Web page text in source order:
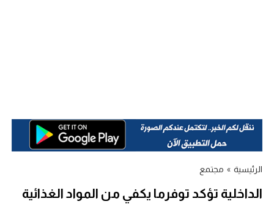
الرئيسية » مجتمع
الداخلية تؤكد توفرما يكفي من المواد الغذائية